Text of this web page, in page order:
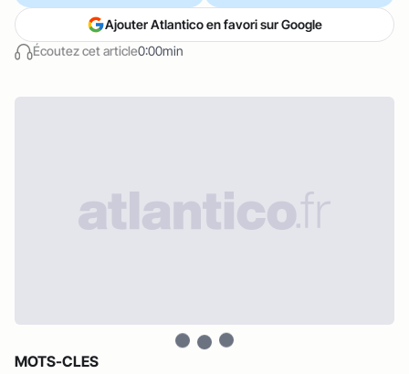
Écoutez cet article0:00min
Ajouter Atlantico en favori sur Google
MOTS-CLES